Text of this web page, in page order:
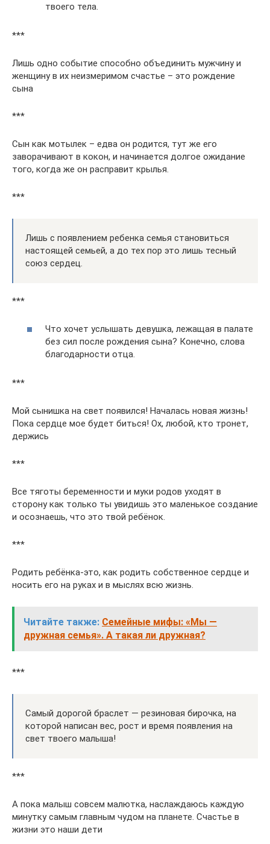
твоего тела.
***
Лишь одно событие способно объединить мужчину и
женщину в их неизмеримом счастье – это рождение
сына
***
Сын как мотылек – едва он родится, тут же его
заворачивают в кокон, и начинается долгое ожидание
того, когда же он расправит крылья.
***
Лишь с появлением ребенка семья становиться
настоящей семьей, а до тех пор это лишь тесный
союз сердец.
***
Что хочет услышать девушка, лежащая в палате
без сил после рождения сына? Конечно, слова
благодарности отца.
***
Мой сынишка на свет появился! Началась новая жизнь!
Пока сердце мое будет биться! Ох, любой, кто тронет,
держись
***
Все тяготы беременности и муки родов уходят в
сторону как только ты увидишь это маленькое создание
и осознаешь, что это твой ребёнок.
***
Родить ребёнка-это, как родить собственное сердце и
носить его на руках и в мыслях всю жизнь.
Читайте также: Семейные мифы: «Мы —
дружная семья». А такая ли дружная?
***
Самый дорогой браслет — резиновая бирочка, на
которой написан вес, рост и время появления на
свет твоего малыша!
***
А пока малыш совсем малютка, наслаждаюсь каждую
минутку самым главным чудом на планете. Счастье в
жизни это наши дети